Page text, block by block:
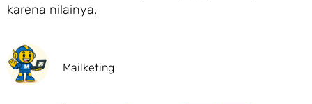
karena nilainya.
Mailketing